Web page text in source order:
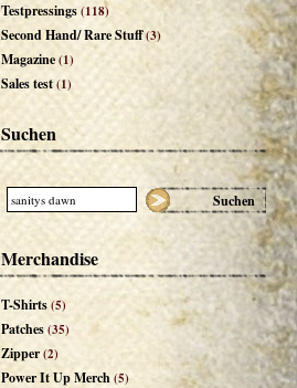
Testpressings(118)
Second Hand/ Rare Stuff(3)
Magazine(1)
Sales test(1)
Suchen
Suchen
Merchandise
T-Shirts(5)
Patches(35)
Zipper(2)
Power It Up Merch(5)